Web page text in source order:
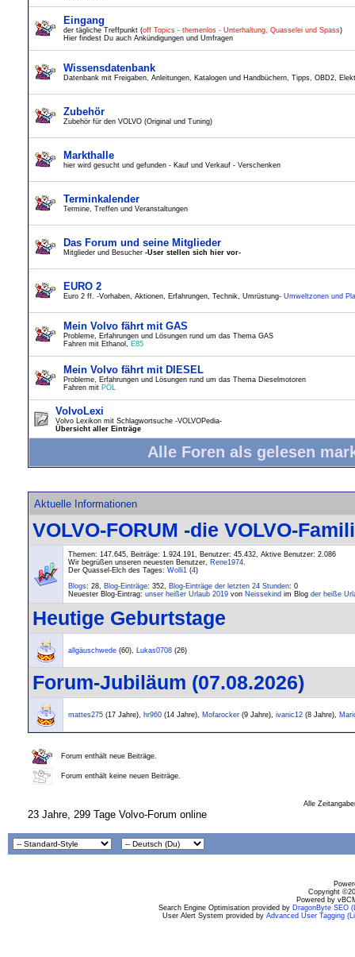
Eingang
der tägliche Treffpunkt (off Topics - themenlos - Unterhaltung, Quasselei und Spass)
Hier findest Du auch Ankündigungen und Umfragen
Wissensdatenbank
Datenbank mit Freigaben, Anleitungen, Katalogen und Handbüchern, Tipps, OBD2,
Zubehör
Zubehör für den VOLVO (Original und Tuning)
Markthalle
hier wird gesucht und gefunden - Kauf und Verkauf - Verschenken
Terminkalender
Termine, Treffen und Veranstaltungen
Das Forum und seine Mitglieder
Mitglieder und Besucher -User stellen sich hier vor-
EURO 2
Euro 2 ff. -Vorhaben, Aktionen, Erfahrungen, Technik, Umrüstung- Umweltzonen und
Mein Volvo fährt mit GAS
Probleme, Erfahrungen und Lösungen rund um das Thema GAS
Fahren mit Ethanol, E85
Mein Volvo fährt mit DIESEL
Probleme, Erfahrungen und Lösungen rund um das Thema Dieselmotoren
Fahren mit PÖL
VolvoLexi
Volvo Lexikon mit Schlagwortsuche -VOLVOPedia-
Übersicht aller Einträge
Alle Foren als gelesen
Aktuelle Informationen
VOLVO-FORUM -die VOLVO-
Themen: 147.645, Beiträge: 1.924.191, Benutzer: 45.432, Aktive Benutzer: 2.086
Wir begrüßen unseren neuesten Benutzer, Rene1974.
Der Quassel-Elch des Tages: Wolli1 (4)
Blogs: 28, Blog-Einträge: 352, Blog-Einträge der letzten 24 Stunden: 0
Neuester Blog-Eintrag: unser heißer Urlaub 2019 von Neissekind im Blog der heiße
Heutige Geburtstage
allgäuschwede (60), Lukas0708 (26)
Forum-Jubiläum (07.08.2026)
mattes275 (17 Jahre), hr960 (14 Jahre), Mofarocker (9 Jahre), ivanic12 (8 Jahre),
Forum enthält neue Beiträge.
Forum enthält keine neuen Beiträge.
Alle
23 Jahre, 299 Tage Volvo-Forum online
Copyright
Powered by
Search Engine Optimisation provided by DragonByte SEO
User Alert System provided by Advanced User Tagging